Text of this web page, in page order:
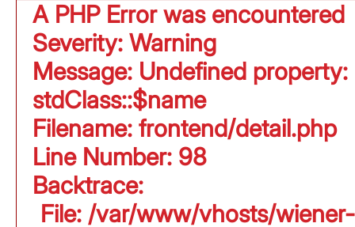
A PHP Error was encountered
Severity: Warning
Message: Undefined property:
stdClass::$name
Filename: frontend/detail.php
Line Number: 98
Backtrace:
File: /var/www/vhosts/wiener-